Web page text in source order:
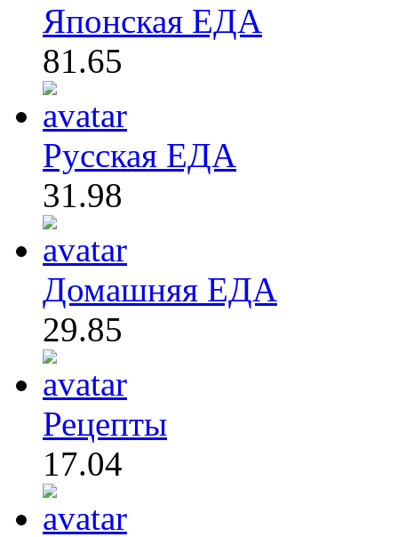
Японская ЕДА
81.65
Русская ЕДА
31.98
Домашняя ЕДА
29.85
Рецепты
17.04